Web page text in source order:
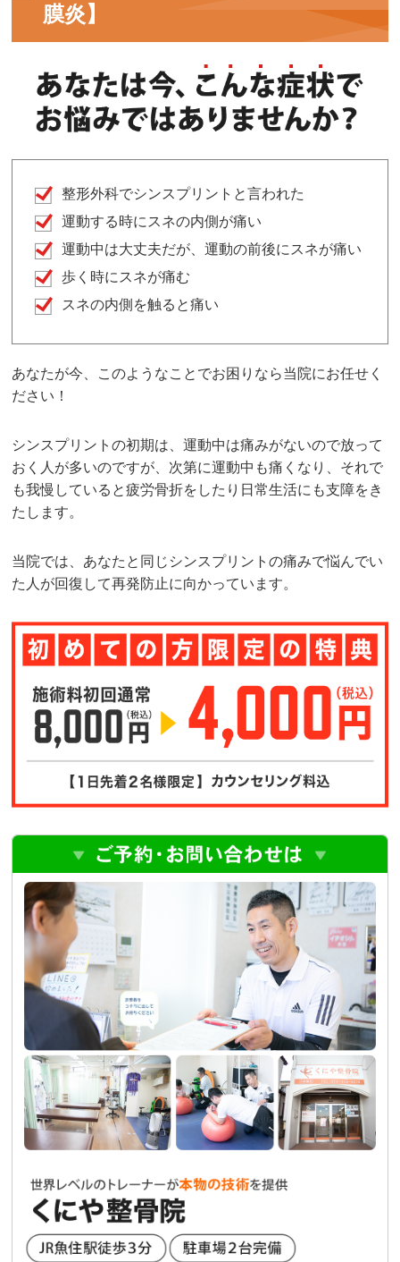
膜炎】
整形外科でシンスプリントと言われた
運動する時にスネの内側が痛い
運動中は大丈夫だが、運動の前後にスネが痛い
歩く時にスネが痛む
スネの内側を触ると痛い
あなたが今、このようなことでお困りなら当院にお任せく
ださい！
シンスプリントの初期は、運動中は痛みがないので放って
おく人が多いのですが、次第に運動中も痛くなり、それで
も我慢していると疲労骨折をしたり日常生活にも支障をき
たします。
当院では、あなたと同じシンスプリントの痛みで悩んでい
た人が回復して再発防止に向かっています。